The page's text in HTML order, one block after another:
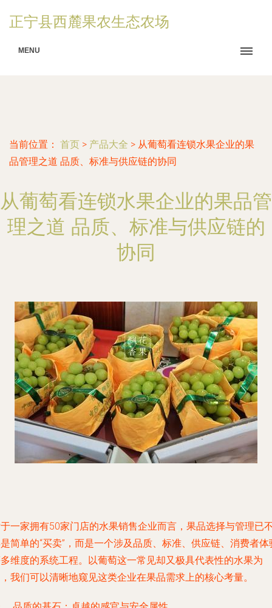
正宁县西麓果农生态农场
MENU
当前位置： 首页 > 产品大全 > 从葡萄看连锁水果企业的果
品管理之道 品质、标准与供应链的协同
从葡萄看连锁水果企业的果品管
理之道 品质、标准与供应链的
协同
一家拥有50家门店的水果销售企业而言，果品选择与管理已
简单的“买卖”，而是一个涉及品质、标准、供应链、消费者体
维度的系统工程。以葡萄这一常见却又极具代表性的水果为
我们可以清晰地窥见这类企业在果品需求上的核心考量。